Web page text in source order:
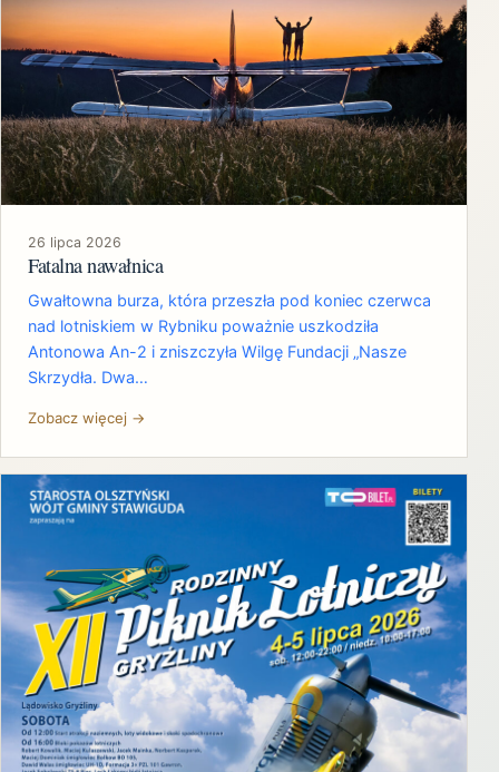
26 lipca 2026
Fatalna nawałnica
Gwałtowna burza, która przeszła pod koniec czerwca
nad lotniskiem w Rybniku poważnie uszkodziła
Antonowa An-2 i zniszczyła Wilgę Fundacji „Nasze
Skrzydła. Dwa…
Zobacz więcej →